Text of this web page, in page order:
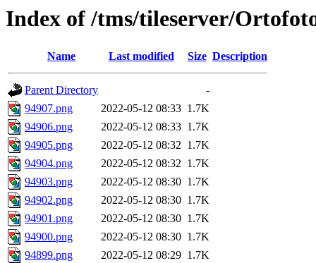
Index of /tms/tileserver/
Name Last modified Size Description
Parent Directory
-
94907.png
2022-05-12 08:33 1.7K
94906.png
2022-05-12 08:33 1.7K
94905.png
2022-05-12 08:32 1.7K
94904.png
2022-05-12 08:32 1.7K
94903.png
2022-05-12 08:30 1.7K
94902.png
2022-05-12 08:30 1.7K
94901.png
2022-05-12 08:30 1.7K
94900.png
2022-05-12 08:30 1.7K
94899.png
2022-05-12 08:29 1.7K